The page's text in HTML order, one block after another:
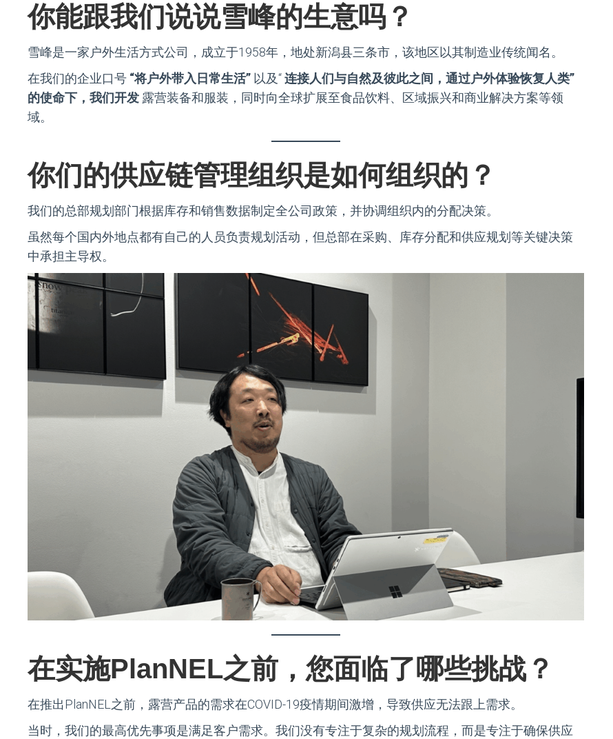
你能跟我们说说雪峰的生意吗？
雪峰是一家户外生活方式公司，成立于1958年，地处新潟县三条市，该地区以其制造业传统闻名。
在我们的企业口号 “将户外带入日常生活” 以及“连接人们与自然及彼此之间，通过户外体验恢复人类”
的使命下，我们开发 露营装备和服装，同时向全球扩展至食品饮料、区域振兴和商业解决方案等领
域。
你们的供应链管理组织是如何组织的？
我们的总部规划部门根据库存和销售数据制定全公司政策，并协调组织内的分配决策。
虽然每个国内外地点都有自己的人员负责规划活动，但总部在采购、库存分配和供应规划等关键决策
中承担主导权。
在实施PlanNEL之前，您面临了哪些挑战？
在推出PlanNEL之前，露营产品的需求在COVID-19疫情期间激增，导致供应无法跟上需求。
当时，我们的最高优先事项是满足客户需求。我们没有专注于复杂的规划流程，而是专注于确保供应